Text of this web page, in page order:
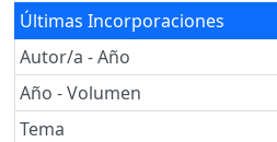
Últimas Incorporaciones
Autor/a - Año
Año - Volumen
Tema